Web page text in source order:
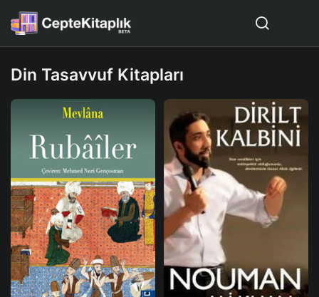
Din Tasavvuf Kitapları